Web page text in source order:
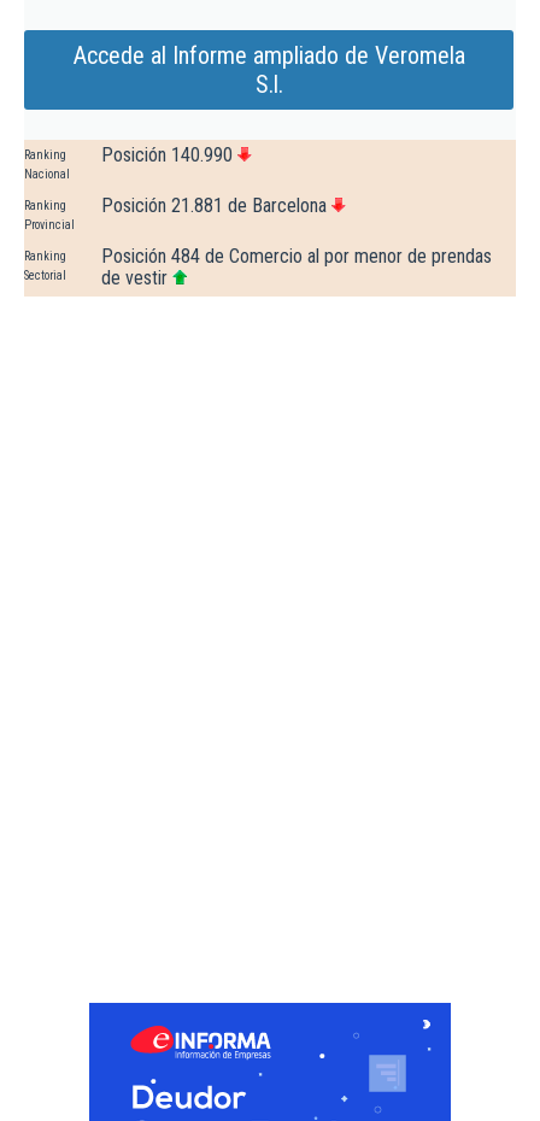
Accede al Informe ampliado de Veromela
S.l.
Ranking
Nacional
Posición 140.990
Ranking
Provincial
Posición 21.881 de Barcelona
Ranking
Sectorial
Posición 484 de Comercio al por menor de prendas
de vestir